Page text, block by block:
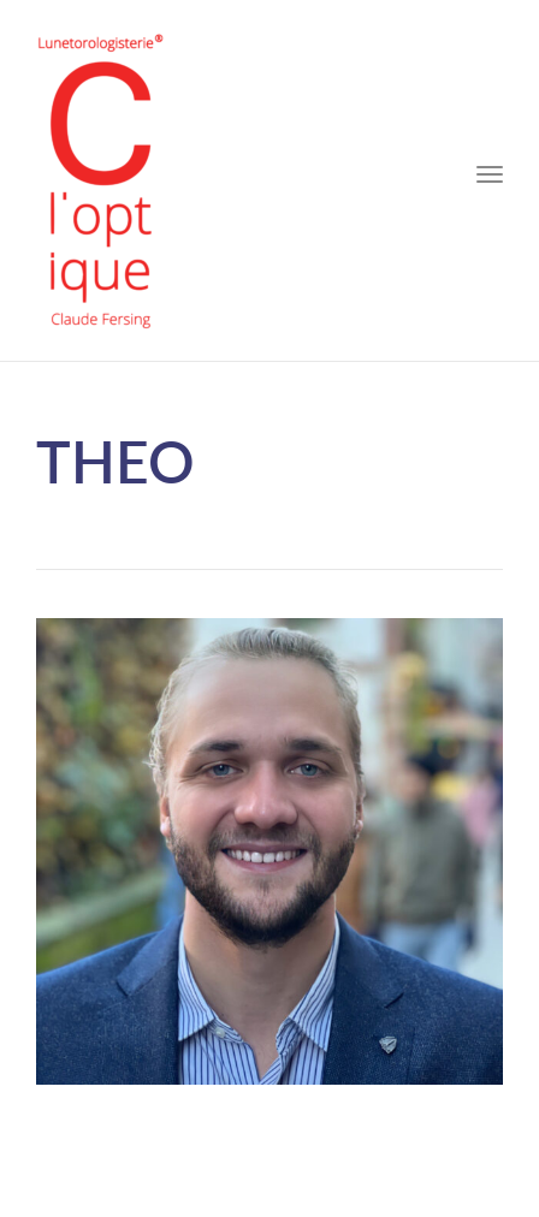
Toggle
THEO